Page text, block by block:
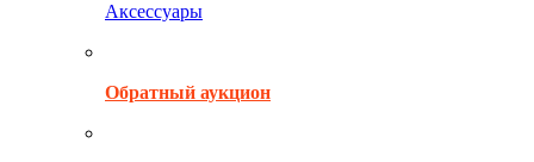
Аксессуары
Обратный аукцион